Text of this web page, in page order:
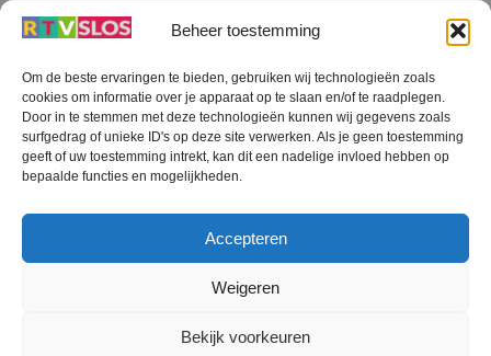
Beheer toestemming
Om de beste ervaringen te bieden, gebruiken wij technologieën zoals
cookies om informatie over je apparaat op te slaan en/of te raadplegen.
Door in te stemmen met deze technologieën kunnen wij gegevens zoals
surfgedrag of unieke ID's op deze site verwerken. Als je geen toestemming
geeft of uw toestemming intrekt, kan dit een nadelige invloed hebben op
bepaalde functies en mogelijkheden.
Accepteren
Weigeren
Bekijk voorkeuren
Terug
naar
boven
RTV SLOS
RTV SLOS ANBI